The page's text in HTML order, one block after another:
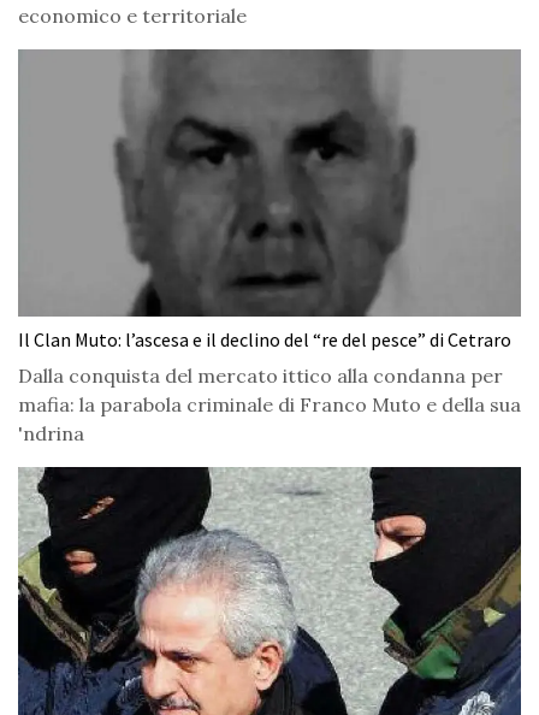
economico e territoriale
Il Clan Muto: l’ascesa e il declino del “re del pesce” di Cetraro
Dalla conquista del mercato ittico alla condanna per
mafia: la parabola criminale di Franco Muto e della sua
'ndrina